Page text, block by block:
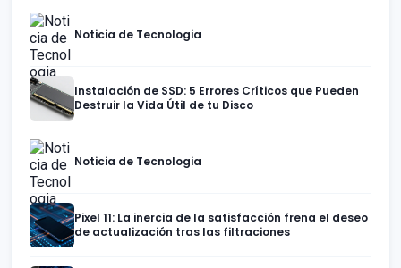
Noticia de Tecnologia
Instalación de SSD: 5 Errores Críticos que Pueden
Destruir la Vida Útil de tu Disco
Noticia de Tecnologia
Pixel 11: La inercia de la satisfacción frena el deseo
de actualización tras las filtraciones